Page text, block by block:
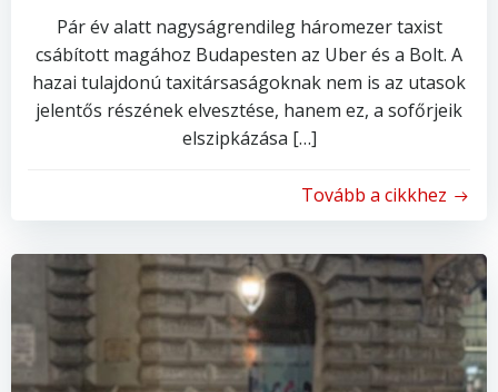
Pár év alatt nagyságrendileg háromezer taxist
csábított magához Budapesten az Uber és a Bolt. A
hazai tulajdonú taxitársaságoknak nem is az utasok
jelentős részének elvesztése, hanem ez, a sofőrjeik
elszipkázása […]
Tovább a cikkhez